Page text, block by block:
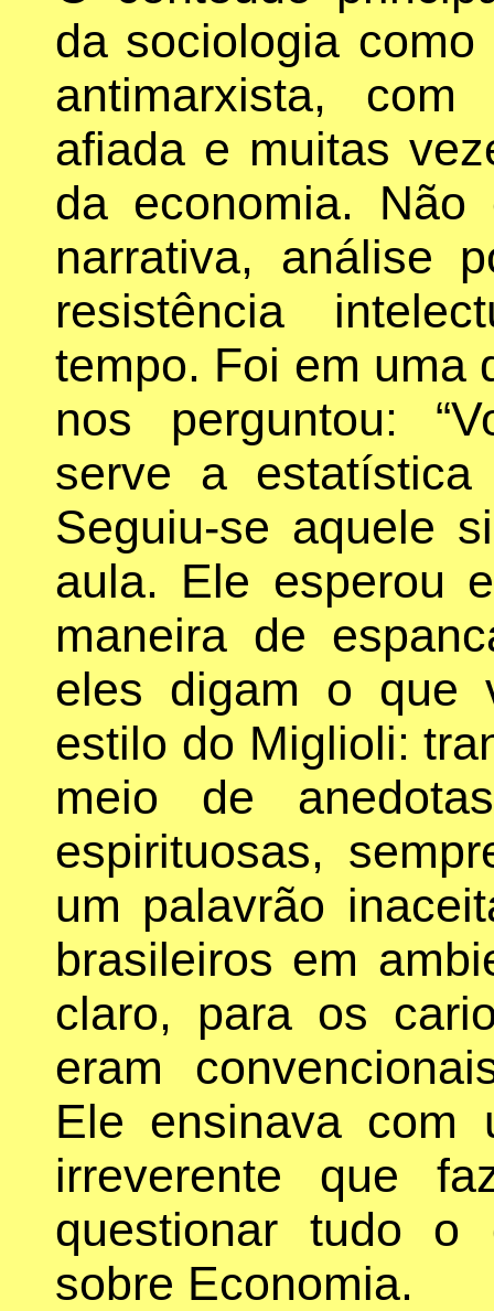
da sociologia
antimarxista,
afiada e muitas
da economia. Não
narrativa, análise
resistência
tempo. Foi em uma
nos perguntou:
serve a estatística
Seguiu-se aquele
aula. Ele esperou
maneira de
eles digam o que
estilo do Miglioli:
meio de
espirituosas,
um palavrão
brasileiros em
claro, para os
eram
Ele ensinava com
irreverente que
questionar tudo o
sobre Economia.